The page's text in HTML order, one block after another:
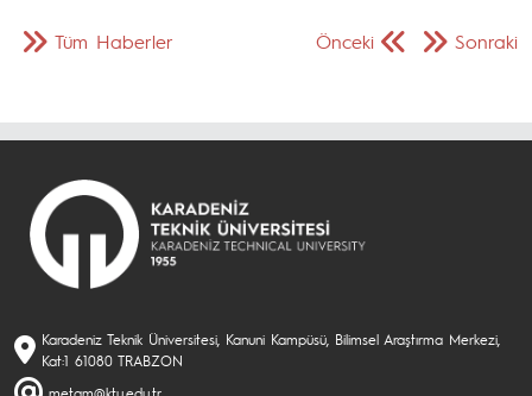
Önceki Sonraki
Tüm Haberler
Karadeniz Teknik Üniversitesi, Kanuni Kampüsü, Bilimsel Araştırma Merkezi,
Kat:1 61080 TRABZON